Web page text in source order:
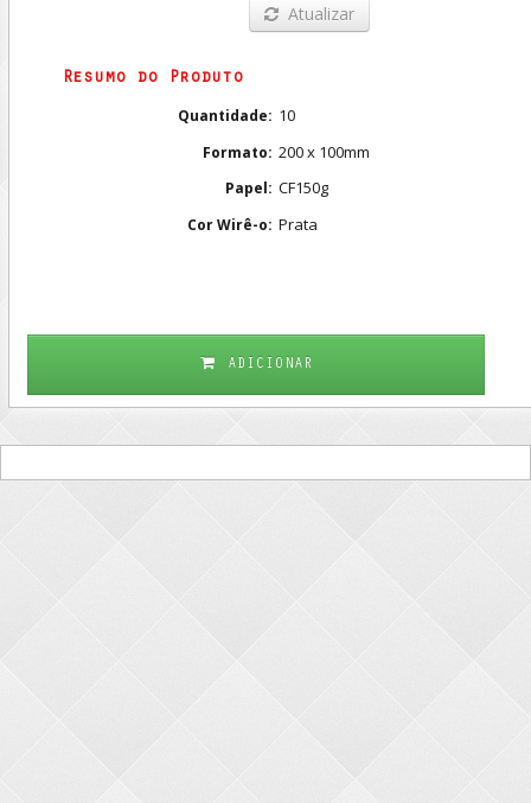
Atualizar
Resumo do Produto
Quantidade: 10
Formato: 200 x 100mm
Papel: CF150g
Cor Wirê-o: Prata
ADICIONAR